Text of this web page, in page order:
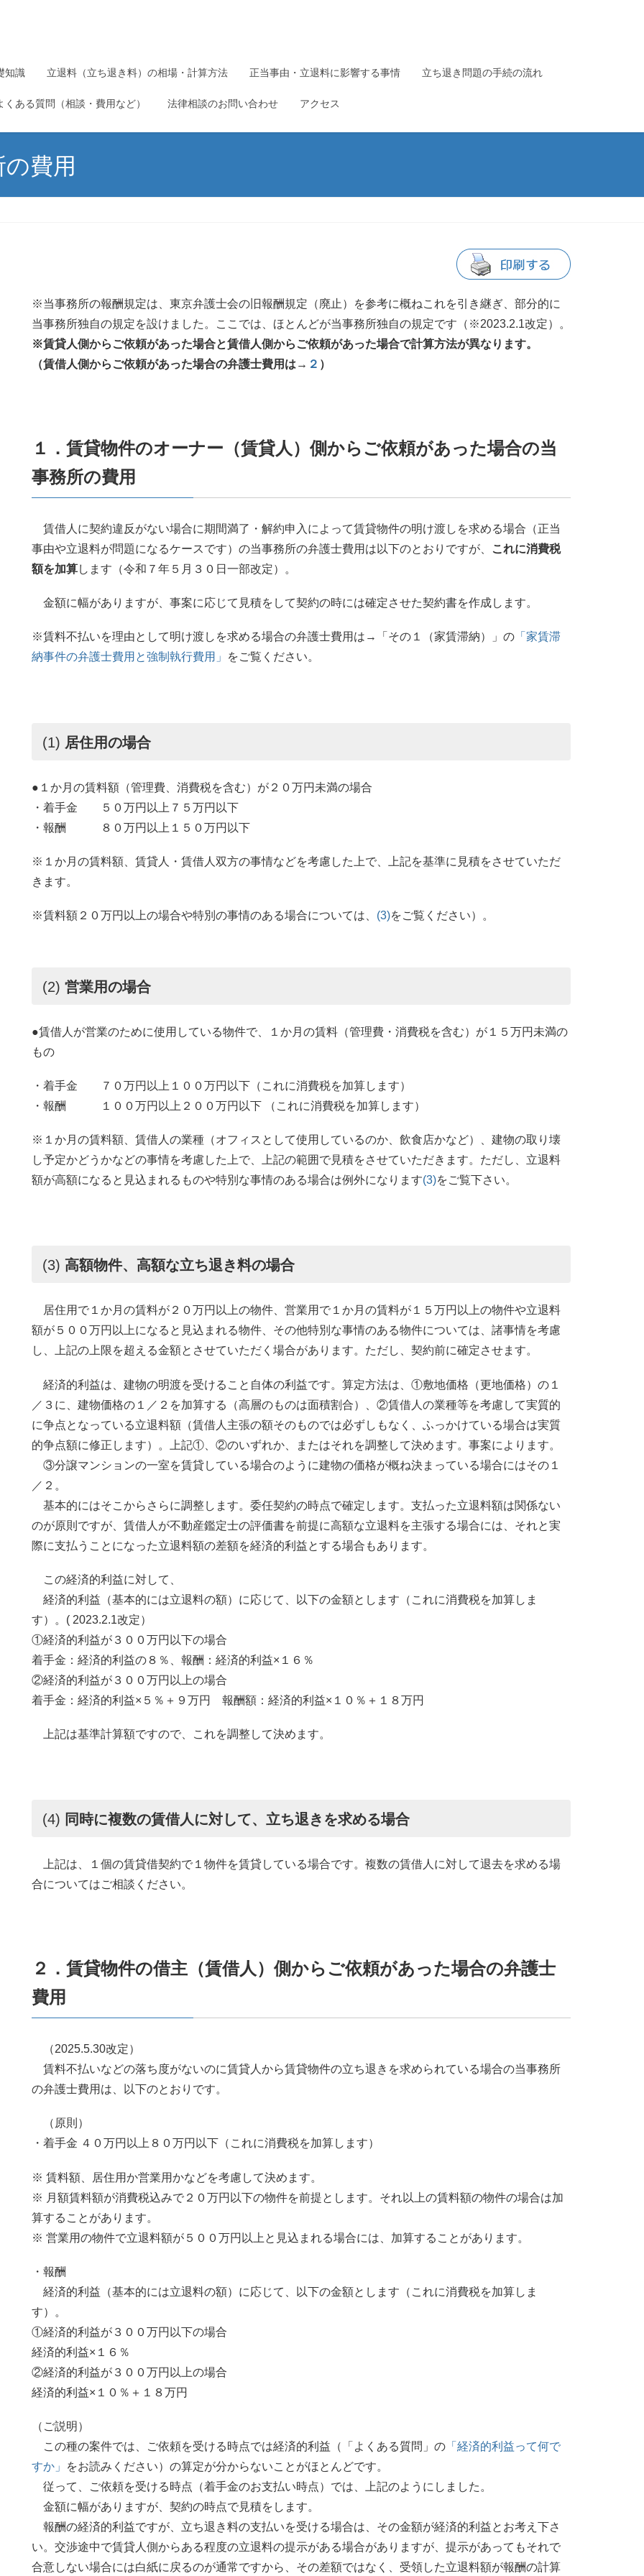
知識 立退料（立ち退き料）の相場・計算方法 正当事由・立退料に影響する事情 立ち退き問題の手続の流れ
ある質問（相談・費用など） 法律相談のお問い合わせ アクセス
費用
※当事務所の報酬規定は、東京弁護士会の旧報酬規定（廃止）を参考に概ねこれを引き継ぎ、部分的に
当事務所独自の規定を設けました。ここでは、ほとんどが当事務所独自の規定です（※2023.2.1改定）。
※賃貸人側からご依頼があった場合と賃借人側からご依頼があった場合で計算方法が異なります。
（賃借人側からご依頼があった場合の弁護士費用は→ ２ ）
１．賃貸物件のオーナー（賃貸人）側からご依頼があった場合の当
事務所の費用
賃借人に契約違反がない場合に期間満了・解約申入によって賃貸物件の明け渡しを求める場合（正当
事由や立退料が問題になるケースです）の当事務所の弁護士費用は以下のとおりですが、
これに消費税
額を加算します（令和７年５月３０日一部改定）。
金額に幅がありますが、事案に応じて見積をして契約の時には確定させた契約書を作成します。
※賃料不払いを理由として明け渡しを求める場合の弁護士費用は→「その１（家賃滞納）」の 「家賃滞
納事件の弁護士費用と強制執行費用」
をご覧ください。
(1) 居住用の場合
●１か月の賃料額（管理費、消費税を含む）が２０万円未満の場合
・着手金 ５０万円以上７５万円以下
・報酬 ８０万円以上１５０万円以下
※１か月の賃料額、賃貸人・賃借人双方の事情などを考慮した上で、上記を基準に見積をさせていただ
きます。
※賃料額２０万円以上の場合や特別の事情のある場合については、 (3)をご覧ください）。
(2) 営業用の場合
●賃借人が営業のために使用している物件で、１か月の賃料（管理費・消費税を含む）が１５万円未満の
もの
・着手金 ７０万円以上１００万円以下（これに消費税を加算します）
・報酬 １００万円以上２００万円以下 （これに消費税を加算します）
※１か月の賃料額、賃借人の業種（オフィスとして使用しているのか、飲食店かなど）、建物の取り壊
し予定かどうかなどの事情を考慮した上で、上記の範囲で見積をさせていただきます。ただし、立退料
額が高額になると見込まれるものや特別な事情のある場合は例外になります(3)をご覧下さい。
(3) 高額物件、高額な立ち退き料の場合
居住用で１か月の賃料が２０万円以上の物件、営業用で１か月の賃料が１５万円以上の物件や立退料
額が５００万円以上になると見込まれる物件、その他特別な事情のある物件については、諸事情を考慮
し、上記の上限を超える金額とさせていただく場合があります。ただし、契約前に確定させます。
経済的利益は、建物の明渡を受けること自体の利益です。算定方法は、①敷地価格（更地価格）の１
／３に、建物価格の１／２を加算する（高層のものは面積割合）、②賃借人の業種等を考慮して実質的
に争点となっている立退料額（賃借人主張の額そのものでは必ずしもなく、ふっかけている場合は実質
的争点額に修正します）。上記①、②のいずれか、またはそれを調整して決めます。事案によります。
③分譲マンションの一室を賃貸している場合のように建物の価格が概ね決まっている場合にはその１
／２。
基本的にはそこからさらに調整します。委任契約の時点で確定します。支払った立退料額は関係ない
のが原則ですが、賃借人が不動産鑑定士の評価書を前提に高額な立退料を主張する場合には、それと実
際に支払うことになった立退料額の差額を経済的利益とする場合もあります。
この経済的利益に対して、
経済的利益（基本的には立退料の額）に応じて、以下の金額とします（これに消費税を加算しま
す）。( 2023.2.1改定）
①経済的利益が３００万円以下の場合
着手金：経済的利益の８％、報酬：経済的利益×１６％
②経済的利益が３００万円以上の場合
着手金：経済的利益×５％＋９万円 報酬額：経済的利益×１０％＋１８万円
上記は基準計算額ですので、これを調整して決めます。
(4) 同時に複数の賃借人に対して、立ち退きを求める場合
上記は、１個の賃貸借契約で１物件を賃貸している場合です。複数の賃借人に対して退去を求める場
合についてはご相談ください。
２．賃貸物件の借主（賃借人）側からご依頼があった場合の弁護士
費用
（2025.5.30改定）
賃料不払いなどの落ち度がないのに賃貸人から賃貸物件の立ち退きを求められている場合の当事務所
の弁護士費用は、以下のとおりです。
（原則）
・着手金 ４０万円以上８０万円以下（これに消費税を加算します）
※ 賃料額、居住用か営業用かなどを考慮して決めます。
※ 月額賃料額が消費税込みで２０万円以下の物件を前提とします。それ以上の賃料額の物件の場合は加
算することがあります。
※ 営業用の物件で立退料額が５００万円以上と見込まれる場合には、加算することがあります。
・報酬
経済的利益（基本的には立退料の額）に応じて、以下の金額とします（これに消費税を加算しま
す）。
①経済的利益が３００万円以下の場合
経済的利益×１６％
②経済的利益が３００万円以上の場合
経済的利益×１０％＋１８万円
（ご説明）
この種の案件では、ご依頼を受ける時点では経済的利益（「よくある質問」の 「経済的利益って何で
すか」
をお読みください）の算定が分からないことがほとんどです。
従って、ご依頼を受ける時点（着手金のお支払い時点）では、上記のようにしました。
金額に幅がありますが、契約の時点で見積をします。
報酬の経済的利益ですが、立ち退き料の支払いを受ける場合は、その金額が経済的利益とお考え下さ
い。交渉途中で賃貸人側からある程度の立退料の提示がある場合がありますが、提示があってもそれで
合意しない場合には白紙に戻るのが通常ですから、その差額ではなく、受領した立退料額が報酬の計算